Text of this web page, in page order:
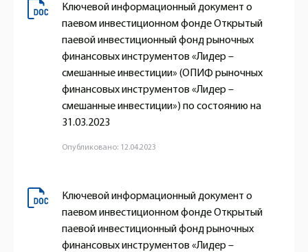
Ключевой информационный документ о
паевом инвестиционном фонде Открытый
паевой инвестиционный фонд рыночных
финансовых инструментов «Лидер –
смешанные инвестиции» (ОПИФ рыночных
финансовых инструментов «Лидер –
смешанные инвестиции») по состоянию на
31.03.2023
Опубликовано: 12.04.2023
Ключевой информационный документ о
паевом инвестиционном фонде Открытый
паевой инвестиционный фонд рыночных
финансовых инструментов «Лидер –